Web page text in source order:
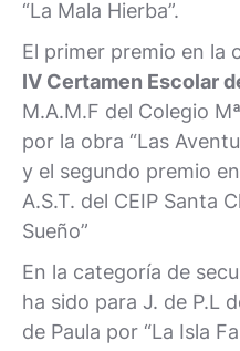
“La Mala Hierba”.
El primer premio en la
IV Certamen Escolar
M.A.M.F del Colegio
por la obra “Las
y el segundo premio
A.S.T. del CEIP Santa
Sueño”
En la categoría de
ha sido para J. de P.L
de Paula por “La Isla